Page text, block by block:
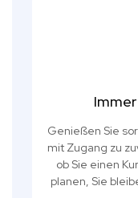
Genießen Sie
mit Zugang zu
ob Sie einen
planen, Sie